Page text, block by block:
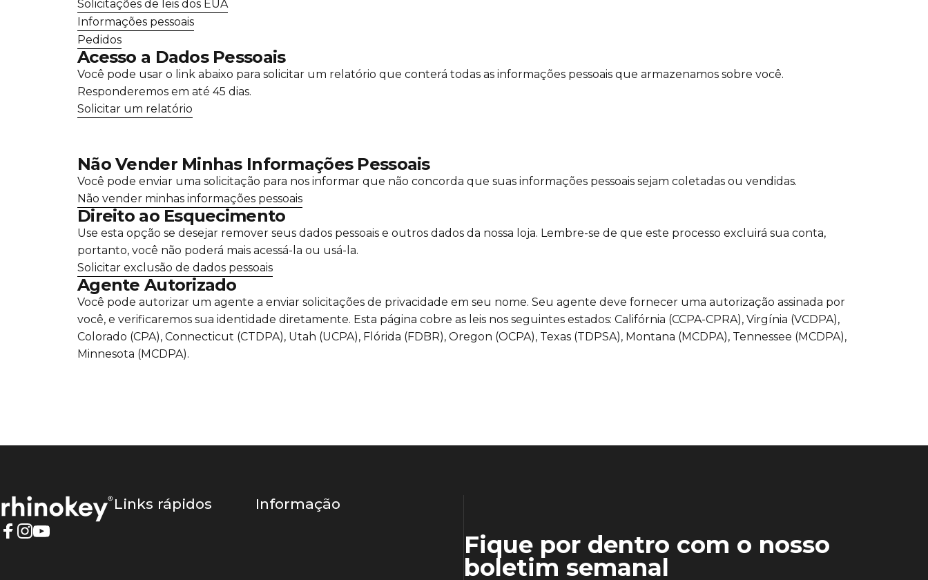
Solicitações de leis dos EUA
Informações pessoais
Pedidos
Acesso a Dados Pessoais
Você pode usar o link abaixo para solicitar um relatório que conterá todas as informações pessoais que armazenamos sobre você.
Responderemos em até 45 dias.
Solicitar um relatório
Não Vender Minhas Informações Pessoais
Você pode enviar uma solicitação para nos informar que não concorda que suas informações pessoais sejam coletadas ou vendidas.
Não vender minhas informações pessoais
Direito ao Esquecimento
Use esta opção se desejar remover seus dados pessoais e outros dados da nossa loja. Lembre-se de que este processo excluirá sua conta,
portanto, você não poderá mais acessá-la ou usá-la.
Solicitar exclusão de dados pessoais
Agente Autorizado
Você pode autorizar um agente a enviar solicitações de privacidade em seu nome. Seu agente deve fornecer uma autorização assinada por
você, e verificaremos sua identidade diretamente. Esta página cobre as leis nos seguintes estados: Califórnia (CCPA-CPRA), Virgínia (VCDPA),
Colorado (CPA), Connecticut (CTDPA), Utah (UCPA), Flórida (FDBR), Oregon (OCPA), Texas (TDPSA), Montana (MCDPA), Tennessee (MCDPA),
Minnesota (MCDPA).
Rhinokey® Links rápidos Informação
Fique por dentro com o nosso
boletim semanal